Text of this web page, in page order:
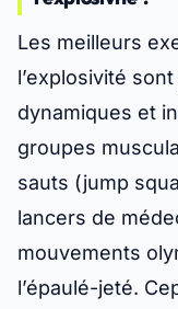
Les meilleurs
l’explosivité
dynamiques et
groupes
sauts (jump
lancers de
mouvements
l’épaulé-jeté.